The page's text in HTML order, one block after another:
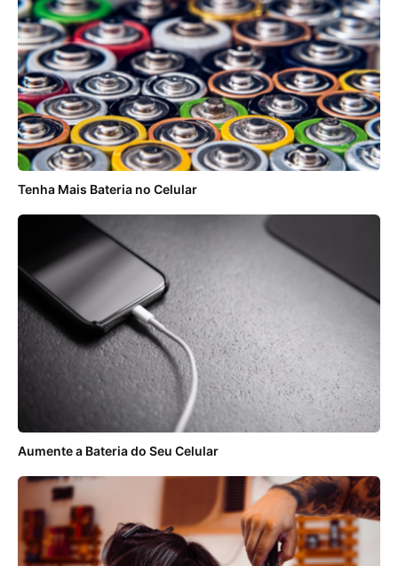
Tenha Mais Bateria no Celular
Aumente a Bateria do Seu Celular